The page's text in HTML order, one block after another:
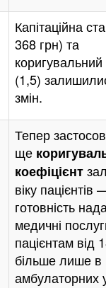
Капітаційна
368 грн) та
коригувальний
(1,5)
змін.
Тепер
ще
коефіцієнт
віку
готовність
медичні
пацієнтам від
більше лише в
амбулаторних